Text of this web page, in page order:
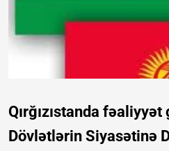
Qırğızıstanda
Dövlətlərin Siyasətinə